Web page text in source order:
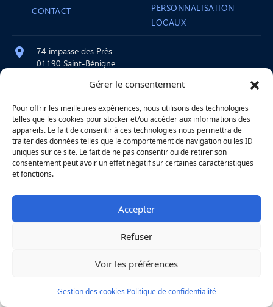
Gérer le consentement
Pour offrir les meilleures expériences, nous utilisons des technologies
telles que les cookies pour stocker et/ou accéder aux informations des
appareils. Le fait de consentir à ces technologies nous permettra de
traiter des données telles que le comportement de navigation ou les ID
uniques sur ce site. Le fait de ne pas consentir ou de retirer son
consentement peut avoir un effet négatif sur certaines caractéristiques
et fonctions.
Accepter
Refuser
Voir les préférences
Gestion des cookies Politique de confidentialité
CONTACT
PERSONNALISATION
LOCAUX
74 impasse des Près
01190 Saint-Bénigne
contact@atelier-martre.fr
09 72 95 15 20
Lundi au jeudi : 8h – 12h / 14h – 18h
Vendredi : 8h – 12h
|Mentions légales